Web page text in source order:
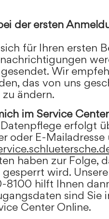
der ersten
für Ihren ersten
Wir
das von uns
ändern.
im Service
erfolgt
oder E-
haben zur Folge,
wird.
8100 hilft Ihnen
sind Sie
Center Online.